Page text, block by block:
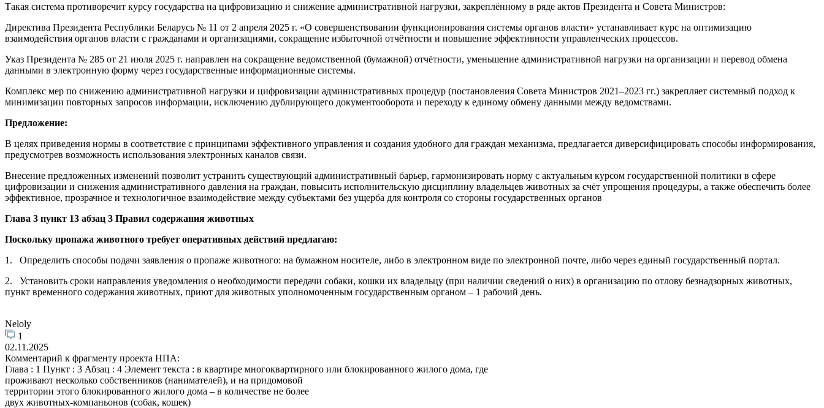
Такая система противоречит курсу государства на цифровизацию и снижение административной нагрузки, закреплённому в ряде актов Президента и Совета Министров:
Директива Президента Республики Беларусь № 11 от 2 апреля 2025 г. «О совершенствовании функционирования системы органов власти» устанавливает курс на оптимизацию
взаимодействия органов власти с гражданами и организациями, сокращение избыточной отчётности и повышение эффективности управленческих процессов.
Указ Президента № 285 от 21 июля 2025 г. направлен на сокращение ведомственной (бумажной) отчётности, уменьшение административной нагрузки на организации и перевод обмена
данными в электронную форму через государственные информационные системы.
Комплекс мер по снижению административной нагрузки и цифровизации административных процедур (постановления Совета Министров 2021–2023 гг.) закрепляет системный подход к
минимизации повторных запросов информации, исключению дублирующего документооборота и переходу к единому обмену данными между ведомствами.
Предложение:
В целях приведения нормы в соответствие с принципами эффективного управления и создания удобного для граждан механизма, предлагается диверсифицировать способы информирования,
предусмотрев возможность использования электронных каналов связи.
Внесение предложенных изменений позволит устранить существующий административный барьер, гармонизировать норму с актуальным курсом государственной политики в сфере
цифровизации и снижения административного давления на граждан, повысить исполнительскую дисциплину владельцев животных за счёт упрощения процедуры, а также обеспечить более
эффективное, прозрачное и технологичное взаимодействие между субъектами без ущерба для контроля со стороны государственных органов
Глава 3 пункт 13 абзац 3 Правил содержания животных
Поскольку пропажа животного требует оперативных действий предлагаю:
1. Определить способы подачи заявления о пропаже животного: на бумажном носителе, либо в электронном виде по электронной почте, либо через единый государственный портал.
2. Установить сроки направления уведомления о необходимости передачи собаки, кошки их владельцу (при наличии сведений о них) в организацию по отлову безнадзорных животных,
пункт временного содержания животных, приют для животных уполномоченным государственным органом – 1 рабочий день.
Neloly
1
02.11.2025
Комментарий к фрагменту проекта НПА:
Глава : 1 Пункт : 3 Абзац : 4 Элемент текста : в квартире многоквартирного или блокированного жилого дома, где
проживают несколько собственников (нанимателей), и на придомовой
территории этого блокированного жилого дома – в количестве не более
двух животных-компаньонов (собак, кошек)